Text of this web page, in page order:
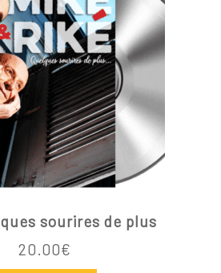
panier est vide.
Go To Shop
sourires de plus
20.00€